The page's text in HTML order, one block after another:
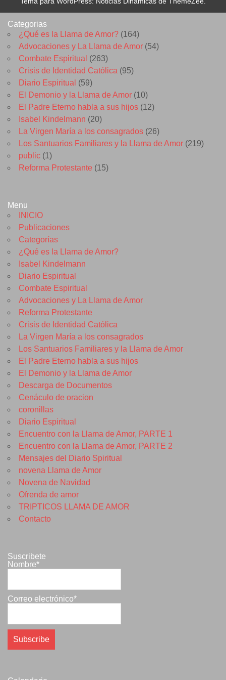
Categorias
¿Qué es la Llama de Amor? (164)
Advocaciones y La Llama de Amor (54)
Combate Espiritual (263)
Crisis de Identidad Católica (95)
Diario Espiritual (59)
El Demonio y la Llama de Amor (10)
El Padre Eterno habla a sus hijos (12)
Isabel Kindelmann (20)
La Virgen María a los consagrados (26)
Los Santuarios Familiares y la Llama de Amor (219)
public (1)
Reforma Protestante (15)
Menu
INICIO
Publicaciones
Categorías
¿Qué es la Llama de Amor?
Isabel Kindelmann
Diario Espiritual
Combate Espiritual
Advocaciones y La Llama de Amor
Reforma Protestante
Crisis de Identidad Católica
La Virgen María a los consagrados
Los Santuarios Familiares y la Llama de Amor
El Padre Eterno habla a sus hijos
El Demonio y la Llama de Amor
Descarga de Documentos
Cenáculo de oracion
coronillas
Diario Espiritual
Encuentro con la Llama de Amor, PARTE 1
Encuentro con la Llama de Amor, PARTE 2
Mensajes del Diario Spiritual
novena Llama de Amor
Novena de Navidad
Ofrenda de amor
TRIPTICOS LLAMA DE AMOR
Contacto
Suscribete
Nombre*
Correo electrónico*